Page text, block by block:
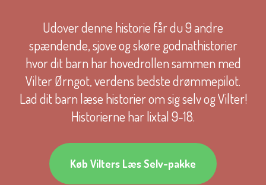
Udover denne historie får du 9 andre
spændende, sjove og skøre godnathistorier
hvor dit barn har hovedrollen sammen med
Vilter Ørngot, verdens bedste drømmepilot.
Lad dit barn læse historier om sig selv og Vilter!
Historierne har lixtal 9-18.
Køb Vilters Læs Selv-pakke